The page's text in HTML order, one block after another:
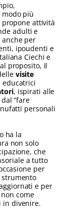
più
propone attività
adulti e
per
ipoudenti e
Ciechi e
proposito, il
visite
educatrici
, ispirati alle
“fare
personali
ha la
non solo
che
a tutto
per
e per
come
in divenire.